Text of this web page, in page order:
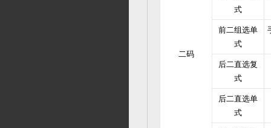
二码
式
前二组选单
式
后二直选复
式
后二直选单
式